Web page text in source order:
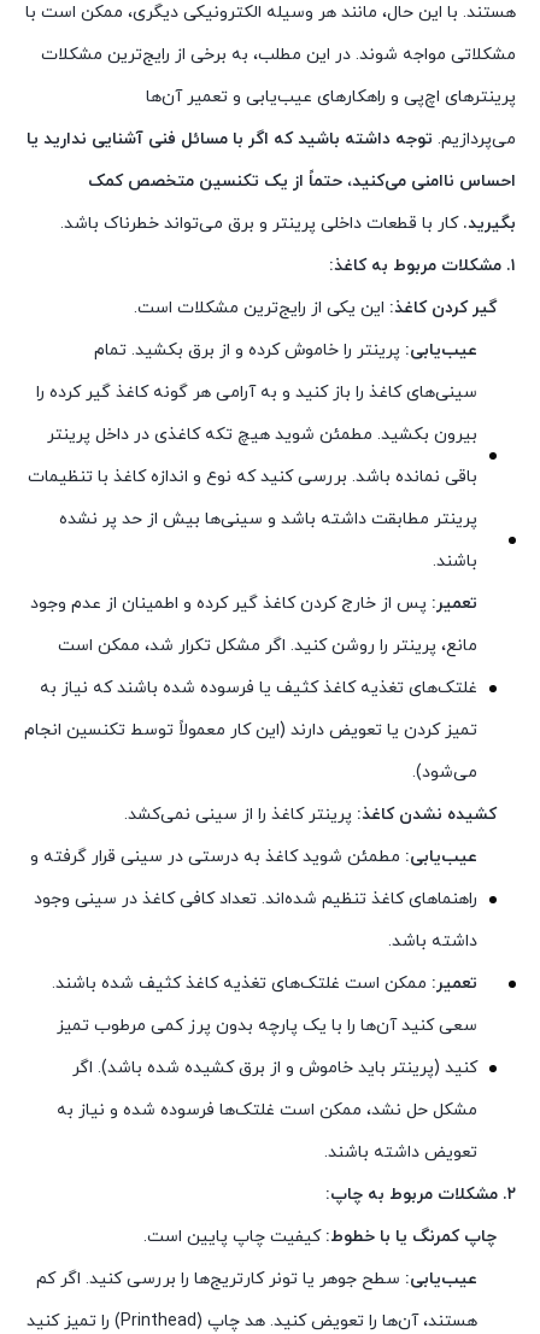
هستند. با این حال، مانند هر وسیله الکترونیکی دیگری، ممکن است با
مشکلاتی مواجه شوند. در این مطلب، به برخی از رایج‌ترین مشکلات
پرینترهای اچ‌پی و راهکارهای عیب‌یابی و تعمیر آن‌ها
می‌پردازیم. توجه داشته باشید که اگر با مسائل فنی آشنایی ندارید یا
احساس ناامنی می‌کنید، حتماً از یک تکنسین متخصص کمک
بگیرید. کار با قطعات داخلی پرینتر و برق می‌تواند خطرناک باشد.
۱. مشکلات مربوط به کاغذ:
گیر کردن کاغذ: این یکی از رایج‌ترین مشکلات است.
عیب‌یابی: پرینتر را خاموش کرده و از برق بکشید. تمام
سینی‌های کاغذ را باز کنید و به آرامی هر گونه کاغذ گیر کرده را
بیرون بکشید. مطمئن شوید هیچ تکه کاغذی در داخل پرینتر
باقی نمانده باشد. بررسی کنید که نوع و اندازه کاغذ با تنظیمات
پرینتر مطابقت داشته باشد و سینی‌ها بیش از حد پر نشده
باشند.
تعمیر: پس از خارج کردن کاغذ گیر کرده و اطمینان از عدم وجود
مانع، پرینتر را روشن کنید. اگر مشکل تکرار شد، ممکن است
غلتک‌های تغذیه کاغذ کثیف یا فرسوده شده باشند که نیاز به
تمیز کردن یا تعویض دارند (این کار معمولاً توسط تکنسین انجام
می‌شود).
کشیده نشدن کاغذ: پرینتر کاغذ را از سینی نمی‌کشد.
عیب‌یابی: مطمئن شوید کاغذ به درستی در سینی قرار گرفته و
راهنماهای کاغذ تنظیم شده‌اند. تعداد کافی کاغذ در سینی وجود
داشته باشد.
تعمیر: ممکن است غلتک‌های تغذیه کاغذ کثیف شده باشند.
سعی کنید آن‌ها را با یک پارچه بدون پرز کمی مرطوب تمیز
کنید (پرینتر باید خاموش و از برق کشیده شده باشد). اگر
مشکل حل نشد، ممکن است غلتک‌ها فرسوده شده و نیاز به
تعویض داشته باشند.
۲. مشکلات مربوط به چاپ:
چاپ کمرنگ یا با خطوط: کیفیت چاپ پایین است.
عیب‌یابی: سطح جوهر یا تونر کارتریج‌ها را بررسی کنید. اگر کم
هستند، آن‌ها را تعویض کنید. هد چاپ (Printhead) را تمیز کنید